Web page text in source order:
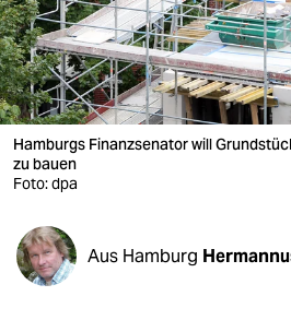
wahrheit
verlag
verlag
veranstaltungen
fragen & hilfe
Hamburgs Finanzsenator will
zu bauen
Foto: dpa
Aus Hamburg